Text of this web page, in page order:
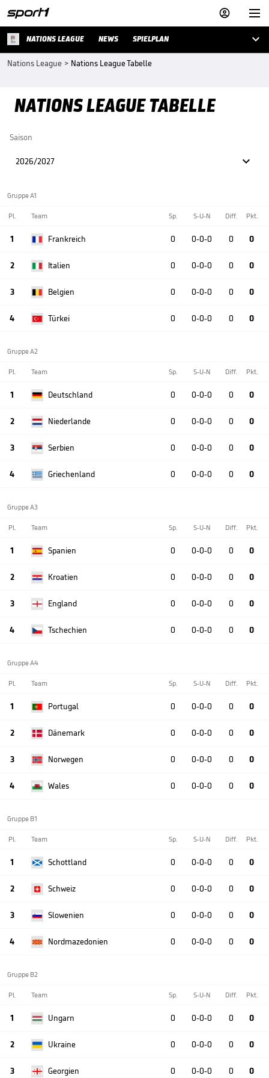


NATIONS LEAGUE NEWS SPIELPLAN 
Nations League > Nations League Tabelle
NATIONS LEAGUE TABELLE
Saison
2026/2027 
Gruppe A1
Pl. Team Sp. S-U-N Diff. Pkt.
1 Frankreich 0 0-0-0 0 0
2 Italien 0 0-0-0 0 0
3 Belgien 0 0-0-0 0 0
4 Türkei 0 0-0-0 0 0
Gruppe A2
Pl. Team Sp. S-U-N Diff. Pkt.
1 Deutschland 0 0-0-0 0 0
2 Niederlande 0 0-0-0 0 0
3 Serbien 0 0-0-0 0 0
4 Griechenland 0 0-0-0 0 0
Gruppe A3
Pl. Team Sp. S-U-N Diff. Pkt.
1 Spanien 0 0-0-0 0 0
2 Kroatien 0 0-0-0 0 0
3 England 0 0-0-0 0 0
4 Tschechien 0 0-0-0 0 0
Gruppe A4
Pl. Team Sp. S-U-N Diff. Pkt.
1 Portugal 0 0-0-0 0 0
2 Dänemark 0 0-0-0 0 0
3 Norwegen 0 0-0-0 0 0
4 Wales 0 0-0-0 0 0
Gruppe B1
Pl. Team Sp. S-U-N Diff. Pkt.
1 Schottland 0 0-0-0 0 0
2 Schweiz 0 0-0-0 0 0
3 Slowenien 0 0-0-0 0 0
4 Nordmazedonien 0 0-0-0 0 0
Gruppe B2
Pl. Team Sp. S-U-N Diff. Pkt.
1 Ungarn 0 0-0-0 0 0
2 Ukraine 0 0-0-0 0 0
3 Georgien 0 0-0-0 0 0